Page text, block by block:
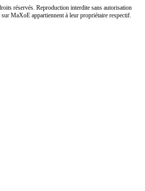
réservés. Reproduction interdite sans autorisation
MaXoE appartiennent à leur propriétaire respectif.